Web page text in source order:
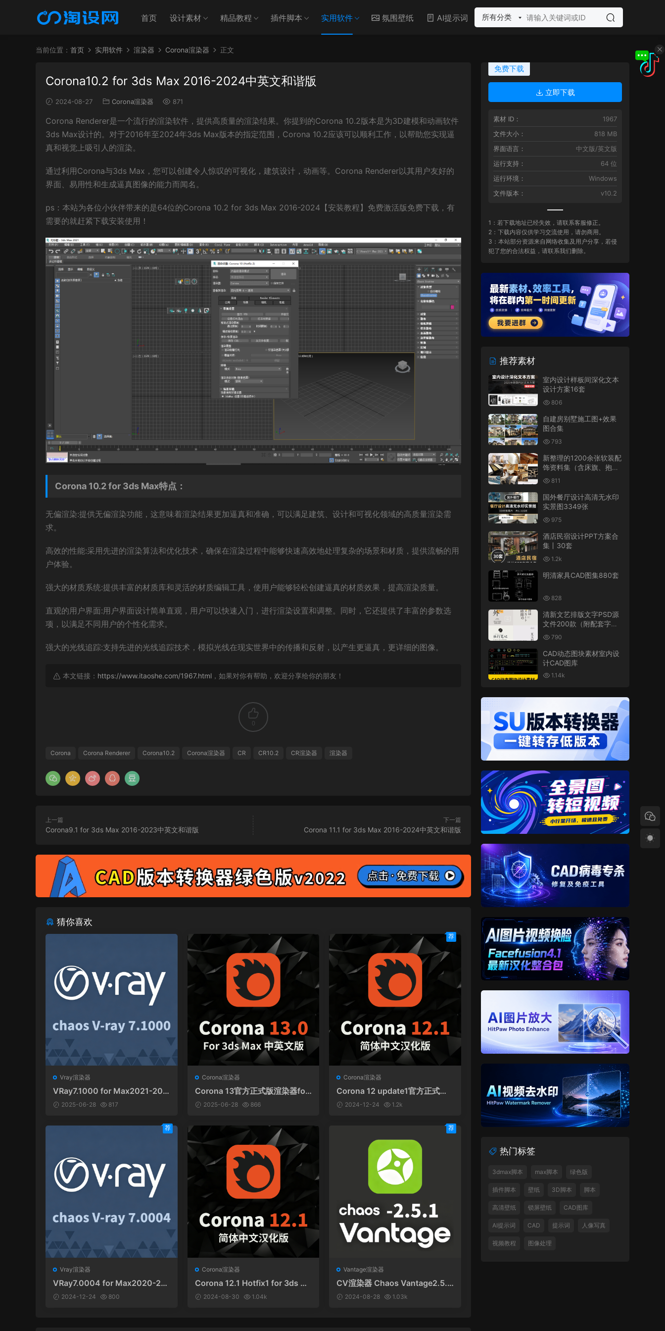
首页 设计素材 精品教程 插件脚本 实用软件 氛围壁纸 AI提示词 所有分类
当前位置： 首页 实用软件 渲染器 Corona渲染器 正文
Corona10.2 for 3ds Max 2016-2024中英文和谐版
2024-08-27 Corona渲染器 871
Corona Renderer是一个流行的渲染软件，提供高质量的渲染结果。你提到的Corona 10.2版本是为3D建模和动画软件
3ds Max设计的。对于2016年至2024年3ds Max版本的指定范围，Corona 10.2应该可以顺利工作，以帮助您实现逼
真和视觉上吸引人的渲染。
通过利用Corona与3ds Max，您可以创建令人惊叹的可视化，建筑设计，动画等。Corona Renderer以其用户友好的
界面、易用性和生成逼真图像的能力而闻名。
ps：本站为各位小伙伴带来的是64位的Corona 10.2 for 3ds Max 2016-2024【安装教程】免费激活版免费下载，有
需要的就赶紧下载安装使用！
Corona 10.2 for 3ds Max特点：
无偏渲染:提供无偏渲染功能，这意味着渲染结果更加逼真和准确，可以满足建筑、设计和可视化领域的高质量渲染需
求。
高效的性能:采用先进的渲染算法和优化技术，确保在渲染过程中能够快速高效地处理复杂的场景和材质，提供流畅的用
户体验。
强大的材质系统:提供丰富的材质库和灵活的材质编辑工具，使用户能够轻松创建逼真的材质效果，提高渲染质量。
直观的用户界面:用户界面设计简单直观，用户可以快速入门，进行渲染设置和调整。同时，它还提供了丰富的参数选
项，以满足不同用户的个性化需求。
强大的光线追踪:支持先进的光线追踪技术，模拟光线在现实世界中的传播和反射，以产生更逼真，更详细的图像。
本文链接： https://www.itaoshe.com/1967.html ，如果对你有帮助，欢迎分享给你的朋友！
0
Corona Corona Renderer Corona10.2 Corona渲染器 CR CR10.2 CR渲染器 渲染器
上一篇
Corona9.1 for 3ds Max 2016-2023中英文和谐版
下一篇
Corona 11.1 for 3ds Max 2016-2024中英文和谐版
猜你喜欢
Vray渲染器
VRay7.1000 for Max2021-202
6官方中英文和谐版
2025-06-28 817
Corona渲染器
Corona 13官方正式版渲染器for
3ds Max 中英文和谐版
2025-06-28 866
Corona渲染器
Corona 12 update1官方正式版
CR12.1渲染器for 3ds Max 中文
汉化版
2024-12-24 1.2k
荐
Vray渲染器
VRay7.0004 for Max2020-20
25官方中文和谐版
2024-12-24 800
荐
Corona渲染器
Corona 12.1 Hotfix1 for 3ds M
ax 中文汉化和谐版
2024-08-30 1.04k
Vantage渲染器
CV渲染器 Chaos Vantage2.5.1
和谐版（附汉化）
2024-08-28 1.03k
荐
免费下载
立即下载
素材 ID：
1967
文件大小：
818 MB
界面语言：
中文版/英文版
运行支持：
64 位
运行环境：
Windows
文件版本：
v10.2
1：若下载地址已经失效，请联系客服修正。
2：下载内容仅供学习交流使用，请勿商用。
3：本站部分资源来自网络收集及用户分享，若侵
犯了您的合法权益，请联系我们删除。
推荐素材
室内设计样板间深化文本
设计方案16套
806
自建房别墅施工图+效果
图合集
793
新整理的1200余张软装配
饰资料集（含床旗、抱
枕、台旗、餐垫）
811
国外餐厅设计高清无水印
实景图3349张
975
酒店民宿设计PPT方案合
集丨30套
1.2k
明清家具CAD图集880套
828
清新文艺排版文字PSD源
文件200款（附配套字
体）790
CAD动态图块素材室内设
计CAD图库
1.14k
热门标签
3dmax脚本 max脚本 绿色版
插件脚本 壁纸 3D脚本 脚本
高清壁纸 锁屏壁纸 CAD图库
AI提示词 CAD 提示词 人像写真
视频教程 图像处理